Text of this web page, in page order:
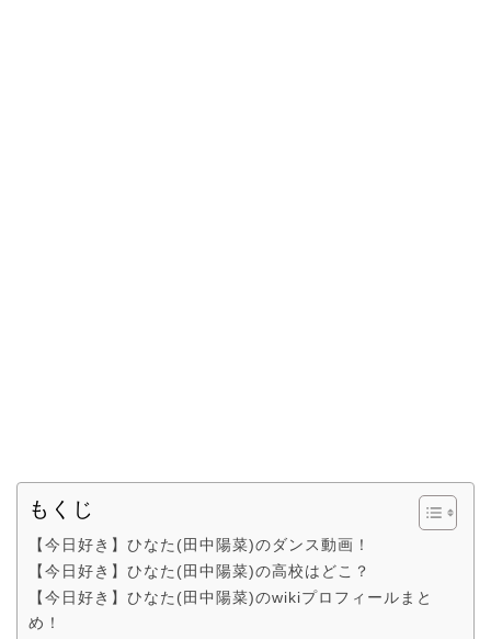
もくじ
【今日好き】ひなた(田中陽菜)のダンス動画！
【今日好き】ひなた(田中陽菜)の高校はどこ？
【今日好き】ひなた(田中陽菜)のwikiプロフィールまと
め！